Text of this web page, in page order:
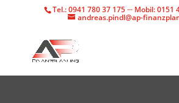
Tel.: 0941 780 37 175 ··· Mobil: 0151
andreas.pindl@ap-